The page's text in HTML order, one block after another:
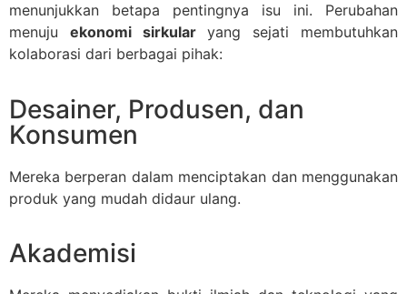
menunjukkan betapa pentingnya isu ini. Perubahan
menuju ekonomi sirkularyang sejati membutuhkan
kolaborasi dari berbagai pihak:
Desainer, Produsen, dan
Konsumen
Mereka berperan dalam menciptakan dan menggunakan
produk yang mudah didaur ulang.
Akademisi